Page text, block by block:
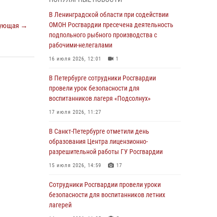
→
вернуться домой
03 августа 2026, 11:51
В Санкт-Петербурге при содействии СОБР
03 августа 2026, 10:15 1
Сотрудники ГУ Росгвардии приняли участие в
боевому самбо
03 августа 2026, 10:07 7 1
В Ленобласти сотрудники ОМОН Росгвардии
профилактического мероприятия
03 августа 2026, 09:16 5
В Петербурге сотрудники Росгвардии
В Ленинградской области при содействии
ОМОН Росгвардии пресечена деятельность
подпольного рыбного производства с
рабочими-нелегалами
16 июля 2026, 12:01 1
В Петербурге сотрудники Росгвардии
провели урок безопасности для
воспитанников лагеря «Подсолнух»
17 июля 2026, 11:27
В Санкт-Петербурге отметили день
образования Центра лицензионно-
разрешительной работы ГУ Росгвардии
15 июля 2026, 14:59 17
Сотрудники Росгвардии провели уроки
безопасности для воспитанников летних
лагерей